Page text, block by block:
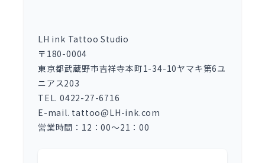
LH ink Tattoo Studio
〒180-0004
東京都武蔵野市吉祥寺本町1-34-10ヤマキ第6ユ
ニアス203
TEL. 0422-27-6716
E-mail. tattoo@LH-ink.com
営業時間：12：00～21：00